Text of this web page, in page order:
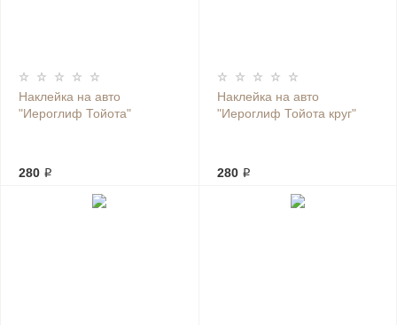
Наклейка на авто
"Иероглиф Тойота"
280 ₽
Наклейка на авто
"Иероглиф Тойота круг"
280 ₽